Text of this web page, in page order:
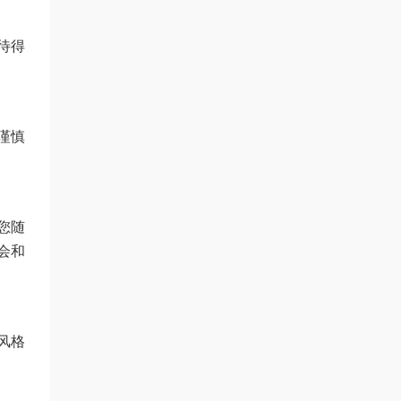
得
慎
随
和
格